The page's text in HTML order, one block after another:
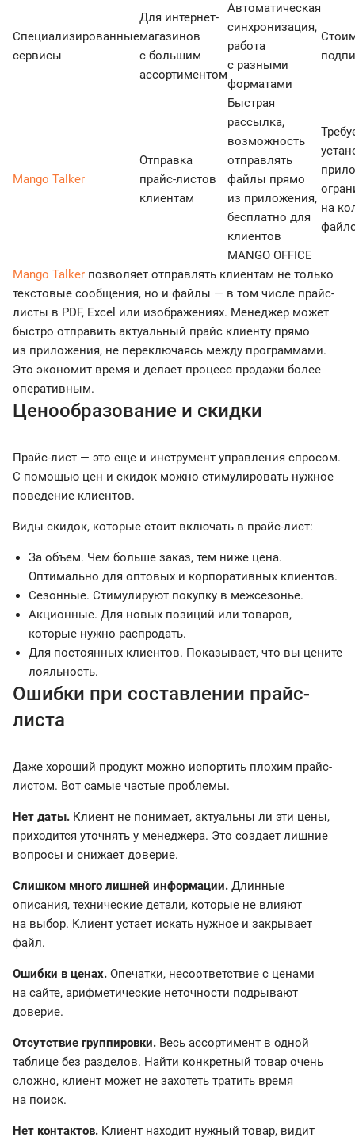
Специализированные
сервисы
Для интернет-
магазинов
с большим
ассортиментом
Автоматическая
синхронизация,
работа
с разными
форматами
Mango Talker
Отправка
прайс-листов
клиентам
Быстрая
рассылка,
возможность
отправлять
файлы прямо
из приложения,
бесплатно для
клиентов
MANGO OFFICE
на
Mango Talker позволяет отправлять клиентам не только
текстовые сообщения, но и файлы — в том числе прайс-
листы в PDF, Excel или изображениях. Менеджер может
быстро отправить актуальный прайс клиенту прямо
из приложения, не переключаясь между программами.
Это экономит время и делает процесс продажи более
оперативным.
Ценообразование и скидки
Прайс-лист — это еще и инструмент управления спросом.
С помощью цен и скидок можно стимулировать нужное
поведение клиентов.
Виды скидок, которые стоит включать в прайс-лист:
За объем. Чем больше заказ, тем ниже цена.
Оптимально для оптовых и корпоративных клиентов.
Сезонные. Стимулируют покупку в межсезонье.
Акционные. Для новых позиций или товаров,
которые нужно распродать.
Для постоянных клиентов. Показывает, что вы цените
лояльность.
Ошибки при составлении прайс-
листа
Даже хороший продукт можно испортить плохим прайс-
листом. Вот самые частые проблемы.
Нет даты. Клиент не понимает, актуальны ли эти цены,
приходится уточнять у менеджера. Это создает лишние
вопросы и снижает доверие.
Слишком много лишней информации. Длинные
описания, технические детали, которые не влияют
на выбор. Клиент устает искать нужное и закрывает
файл.
Ошибки в ценах. Опечатки, несоответствие с ценами
на сайте, арифметические неточности подрывают
доверие.
Отсутствие группировки. Весь ассортимент в одной
таблице без разделов. Найти конкретный товар очень
сложно, клиент может не захотеть тратить время
на поиск.
Нет контактов. Клиент находит нужный товар, видит